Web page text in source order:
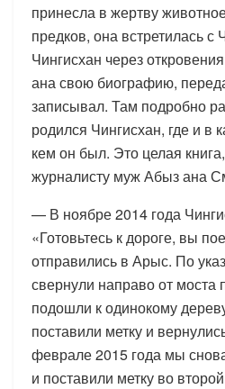
принесла в жертву
предков, она встретилась с
Чингисхан через
ана свою биографию,
записывал. Там подробно
родился Чингисхан, где и в
кем он был. Это целая
журналисту муж Абыз ана
— В ноябре 2014 года
«Готовьтесь к дороге, вы
отправились в Арыс. По
свернули направо от моста
подошли к одинокому
поставили метку и
феврале 2015 года мы
и поставили метку во